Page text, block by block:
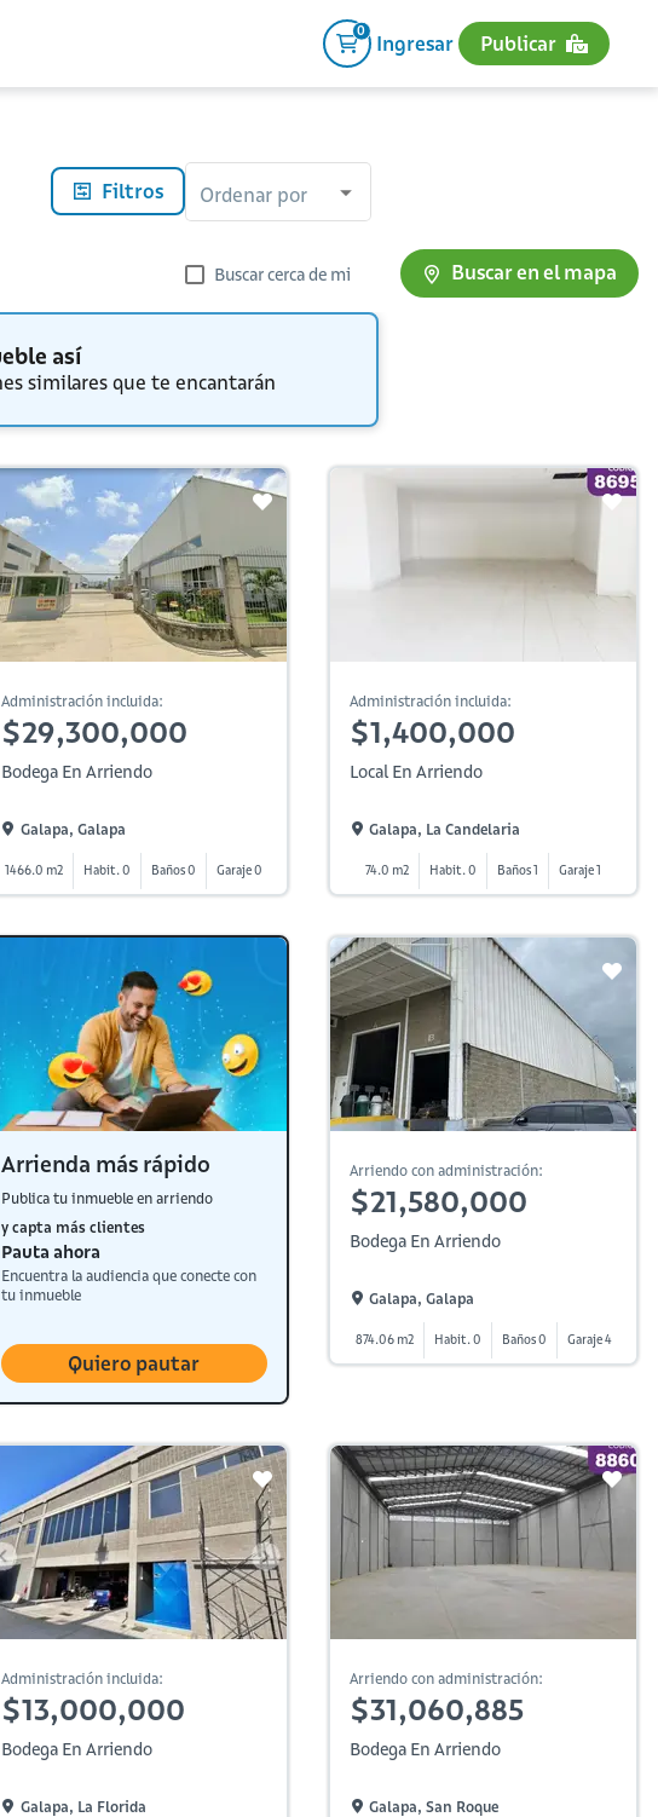
0
Ingresar Publicar
Filtros Ordenar por
Buscar cerca de mi Buscar en el mapa
así
similares que te encantarán
Administración incluida:
$29,300,000
Bodega En Arriendo
Galapa, Galapa
1466.0 m2 Habit. 0 Baños 0 Garaje 0
Administración incluida:
$1,400,000
Local En Arriendo
Galapa, La Candelaria
74.0 m2 Habit. 0 Baños 1 Garaje 1
Arrienda más rápido
Publica tu inmueble en arriendo
y capta más clientes
Pauta ahora
Encuentra la audiencia que conecte con
tu inmueble
Quiero pautar
Arriendo con administración:
$21,580,000
Bodega En Arriendo
Galapa, Galapa
874.06 m2 Habit. 0 Baños 0 Garaje 4
Administración incluida:
$13,000,000
Bodega En Arriendo
Galapa, La Florida
Arriendo con administración:
$31,060,885
Bodega En Arriendo
Galapa, San Roque